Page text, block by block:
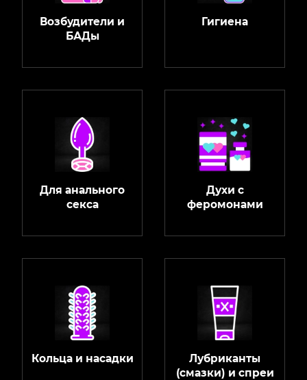
Возбудители и
БАДы
Гигиена
Для анального
секса
Духи с
феромонами
Кольца и насадки
Лубриканты
(смазки) и спреи